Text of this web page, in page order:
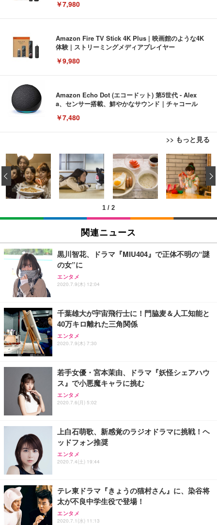
￥7,980
Amazon Fire TV Stick 4K Plus | 映画館のような4K
体験 | ストリーミングメディアプレイヤー
￥9,980
Amazon Echo Dot (エコードット) 第5世代 - Alex
a、センサー搭載、鮮やかなサウンド｜チャコール
￥7,480
>> もっと見る
[EdoErgo] オフィスチェア 椅子 テレワーク 疲れな
い 跳ね上げ式アームレスト コンパクト 約105度ロッ
キング pc 事務椅子 360度回転 座面昇降 強化ナイロ
ン樹脂ベース 通気性メッシュ 在宅ワーク H-WY01
(黒網+黒枠+黒足)
￥5,699
SIHOO B100 オフィスチェア／デスクチェア メッシ
ュチェア 人間工学 疲れない ブラック
￥27,999
Sezlife オフィスチェア デスクチェア 疲れない テレ
ワーク チェア 強化バックレスト 30度ロッキング機
能 人間工学 椅子 腰サポート 90度跳ね上げ式アーム
ョン PCチェア 通気性メッシュ ゲーミング/勉強/事
務用 おしゃれ パソコンチェア (ブラック)
Sezlife オフィスチェア デスクチェア 疲れない テレ
ワーク チェア 強化バックレスト 30度ロッキング機
能 人間工学 椅子 腰サポート 90度跳ね上げ式アーム
務用 おしゃれ パソコンチェア (ホワイト)
ANDWINT オフィスチェア デスクチェア 肘なし メ
ッシュ 通気性 ランバーサポート付き 腰サポート ガ
ス圧無段階昇降 360度回転 キャスター付き コンパク
EIZO ビジネス向けプレミアムモニター | FlexScan
EV3240X-WT | 31.5型4K UHD・USB Type-C・ホワ
イト
￥105,595
EIZO ビジネス向けプレミアムモニター | FlexScan
￥109,572
【純正品】27"ゲーミングモニター DualSense 充電
フック付き（CFI-ZDM1J）
【整備済み品】Dell E2724HS 27インチ 液晶モニタ
ー フルHD（1920×1080）VA 非光沢 HDMI/DisplayP
ort/VGA スピーカー内蔵 高さ調整 スイベル VESA対
【MiniLED/24.5inch/280Hz/FHD】GRAPHT THE S
HOOTER Gaming Monitor 24” Essential ゲーミン
グモニター QD 24.5インチ 1ms FHD 量子ドット 残
Amazonベーシック ペットシーツ 薄型 レギュラー 1
回使い捨て 無香料 ホワイト 300枚
￥3,373
Amazonベーシック ペットシーツ 厚型 ワイド 42枚
x2袋(84枚) ホワイト(吸収面:ライトブルー)
￥3,234
ネオ・ルーライフ ネオ・オムツ L 中型犬用 26枚入
り 単品
Smart Basic(スマートベーシック) 【Amazon.co.jp
限定】 Smart Basic アイリスオーヤマ ペットシーツ
超厚型 お徳用 ワイド 100枚入 (x 1) (ケース販売)
アイリスオーヤマ ペットシーツ 超厚型 お徳用 レギ
ュラー 200枚入【Amazon.co.jp限定】
1 / 2
‹
関連ニュース
黒川智花、ドラマ『MIU404』で正体不明の“謎
の女”に
エンタメ
2020.7.9(木) 12:04
千葉雄大が宇宙飛行士に！門脇麦＆人工知能と
40万キロ離れた三角関係
エンタメ
2020.7.9(木) 7:30
若手女優・宮本茉由、ドラマ『妖怪シェアハウ
ス』で小悪魔キャラに挑む
エンタメ
2020.7.6(月) 5:02
上白石萌歌、新感覚のラジオドラマに挑戦！ヘ
ッドフォン推奨
エンタメ
2020.7.4(土) 19:44
テレ東ドラマ『きょうの猫村さん』に、染谷将
太が不良中学生役で登場！
エンタメ
2020.7.1(水) 11:13